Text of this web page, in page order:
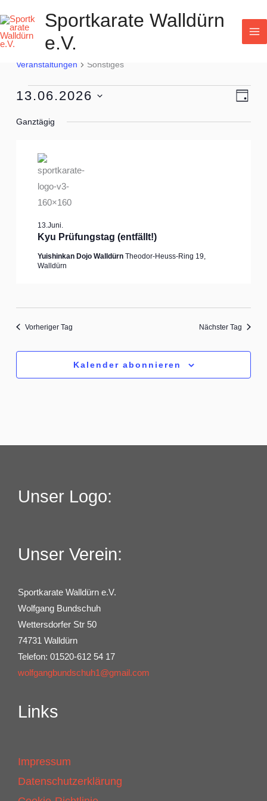
Inhalt
springen
Sportkarate Walldürn
e.V.
Sonstiges
Veranstaltungen Sonstiges
Veranstaltungen
für
Tag
13.06.2026
wählen.
Ganztägig
Kyu Prüfungstag (entfällt!)
13.Juni.
Yuishinkan Dojo Walldürn Theodor-Heuss-Ring 19,
Walldürn
Vorheriger Tag Nächster Tag
Kalender abonnieren
Unser Logo:
Unser Verein:
Sportkarate Walldürn e.V.
Wolfgang Bundschuh
Wettersdorfer Str 50
74731 Walldürn
Telefon: 01520-612 54 17
wolfgangbundschuh1@gmail.com
Links
Impressum
Datenschutzerklärung